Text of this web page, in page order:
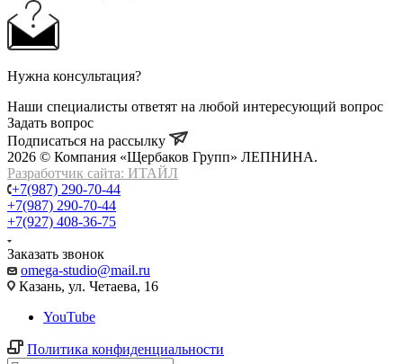
Нужна консультация?
Наши специалисты ответят на любой интересующий вопрос
Задать вопрос
Подписаться на рассылку
2026 © Компания «Щербаков Групп» ЛЕПНИНА.
Разработчик сайта: ИТАЙЛ
+7(987) 290-70-44
+7(987) 290-70-44
+7(927) 408-36-75
Заказать звонок
omega-studio@mail.ru
Казань, ул. Четаева, 16
YouTube
Политика конфиденциальности